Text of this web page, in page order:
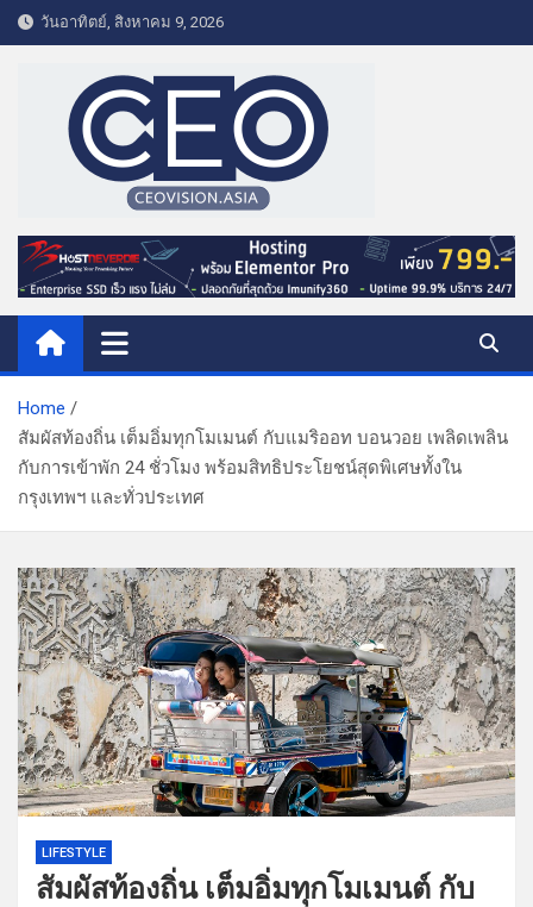
k
e
t
วันอาทิตย์, สิงหาคม 9, 2026
CEO VISION.ASIA
Business & Lifestyle
Home
สัมผัสท้องถิ่น เต็มอิ่มทุกโมเมนต์ กับแมริออท บอนวอย เพลิดเพลิน
กับการเข้าพัก 24 ชั่วโมง พร้อมสิทธิประโยชน์สุดพิเศษทั้งใน
กรุงเทพฯ และทั่วประเทศ
LIFESTYLE
สัมผัสท้องถิ่น เต็มอิ่มทุกโมเมนต์ กับ